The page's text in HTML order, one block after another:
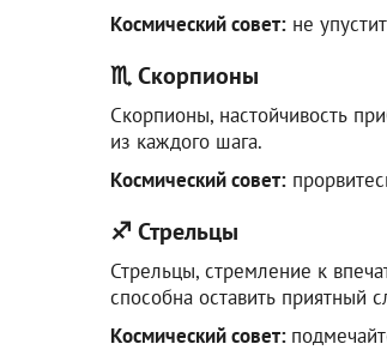
Космический совет: не
♏ Скорпионы
Скорпионы, настойчивость
из каждого шага.
Космический совет:
♐ Стрельцы
Стрельцы, стремление к
способна оставить приятный
Космический совет: